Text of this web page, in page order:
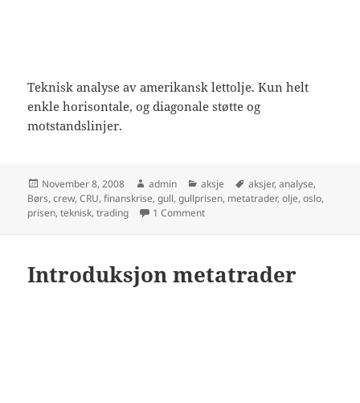
Teknisk analyse av amerikansk lettolje. Kun helt
enkle horisontale, og diagonale støtte og
motstandslinjer.
Posted
on
November 8, 2008 Author
admin Categories
aksje Tags
aksjer,analyse,
Børs,crew,CRU,finanskrise,gull,gullprisen, metatrader,olje,oslo,
prisen,teknisk,trading 1 Commenton Teknisk Analyse Olje 8.nov 2008
Introduksjon metatrader